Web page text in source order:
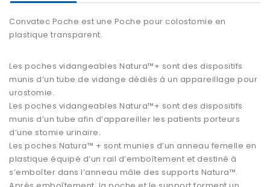
Convatec Poche est une Poche pour colostomie en
plastique transparent.
Les poches vidangeables Natura™+ sont des dispositifs
munis d’un tube de vidange dédiés à un appareillage pour
urostomie.
Les poches vidangeables Natura™+ sont des dispositifs
munis d’un tube afin d’appareiller les patients porteurs
d’une stomie urinaire.
Les poches Natura™ + sont munies d’un anneau femelle en
plastique équipé d’un rail d’emboîtement et destiné à
s’emboîter dans l’anneau mâle des supports Natura™.